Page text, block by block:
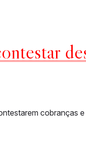
cobranças